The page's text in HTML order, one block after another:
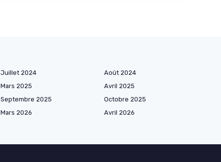
Juillet 2024
Août 2024
Mars 2025
Avril 2025
Septembre 2025
Octobre 2025
Mars 2026
Avril 2026